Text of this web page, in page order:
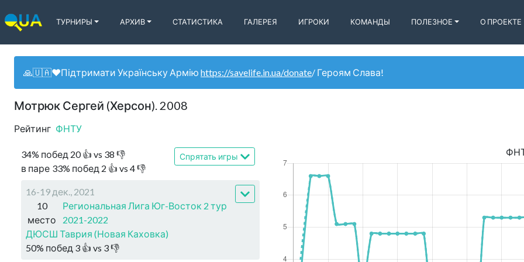
ТУРНИРЫ АРХИВ СТАТИСТИКА ГАЛЕРЕЯ ИГРОКИ КОМАНДЫ ПОЛЕЗНОЕ О ПРОЕКТЕ
🙏🇺🇦❤️Підтримати Українську Армію https://savelife.in.ua/donate/ Героям Слава!
Мотрюк Сергей (Херсон). 2008
Рейтинг ФНТУ
34% побед 20👍 vs 38 👎
в паре 33% побед 2 👍 vs 4👎
Спрятать игры
16-19 дек., 2021
10
место
Региональная Лига Юг-Восток 2 тур
2021-2022
ДЮСШ Таврия (Новая Каховка)
50% побед 3 👍 vs 3👎